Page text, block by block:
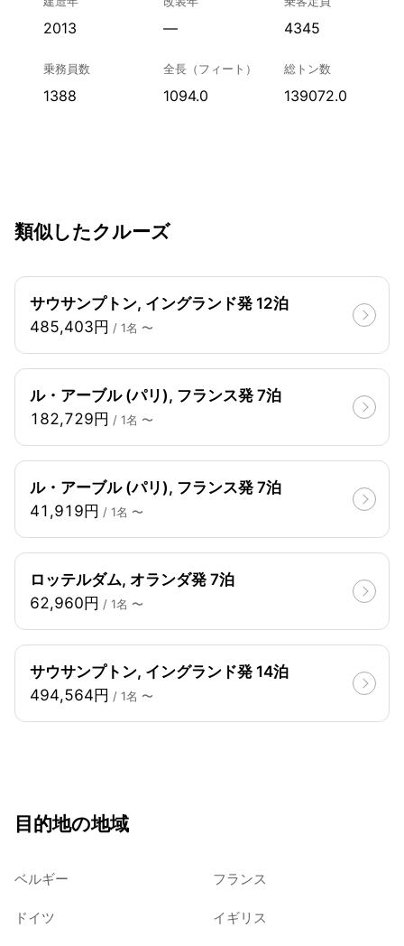
2013 — 4345
乗務員数
1388
全長（フィート）
1094.0
総トン数
139072.0
類似したクルーズ
サウサンプトン, イングランド発 12泊
485,403円 / 1名 〜
ル・アーブル (パリ), フランス発 7泊
182,729円 / 1名 〜
ル・アーブル (パリ), フランス発 7泊
41,919円 / 1名 〜
ロッテルダム, オランダ発 7泊
62,960円 / 1名 〜
サウサンプトン, イングランド発 14泊
494,564円 / 1名 〜
目的地の地域
ベルギー フランス
ドイツ イギリス